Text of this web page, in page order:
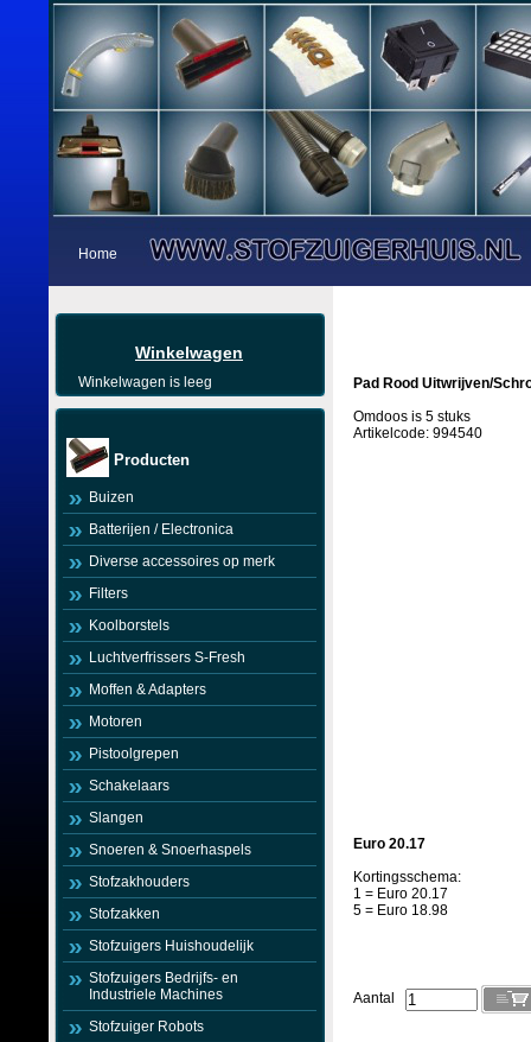
Home
Winkelwagen
Winkelwagen is leeg
Producten
Buizen
Batterijen / Electronica
Diverse accessoires op merk
Filters
Koolborstels
Luchtverfrissers S-Fresh
Moffen & Adapters
Motoren
Pistoolgrepen
Schakelaars
Slangen
Snoeren & Snoerhaspels
Stofzakhouders
Stofzakken
Stofzuigers Huishoudelijk
Stofzuigers Bedrijfs- en
Industriele Machines
Stofzuiger Robots
Pad Rood Uitwrijven/
Omdoos is 5 stuks
Artikelcode: 994540
Euro 20.17
Kortingsschema:
1 = Euro 20.17
5 = Euro 18.98
Aantal